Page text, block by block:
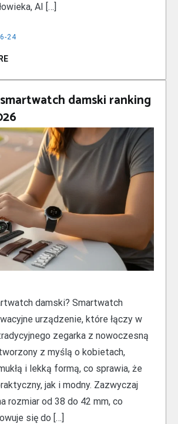
AI […]
24
damski ranking
damski? Smartwatch
urządzenie, które łączy w
zegarka z nowoczesną
z myślą o kobietach,
i lekką formą, co sprawia, że
jak i modny. Zazwyczaj
rozmiar od 38 do 42 mm, co
się do […]